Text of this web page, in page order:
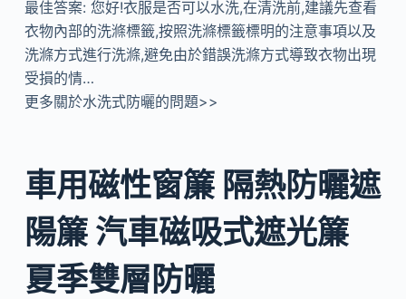
最佳答案: 您好!衣服是否可以水洗,在清洗前,建議先查看
衣物內部的洗滌標籤,按照洗滌標籤標明的注意事項以及
洗滌方式進行洗滌,避免由於錯誤洗滌方式導致衣物出現
受損的情…
更多關於水洗式防曬的問題>>
車用磁性窗簾 隔熱防曬遮
陽簾 汽車磁吸式遮光簾
夏季雙層防曬